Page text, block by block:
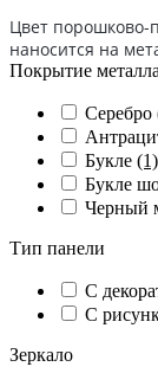
Цвет порошково-
наносится на
Покрытие металла
Серебро
Букле (1)
Букле
Черный
Тип панели
С
С
Зеркало